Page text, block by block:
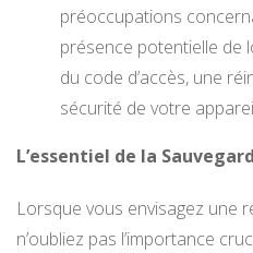
préoccupations
présence potentielle de
du code d’accès, une
sécurité de votre
L’essentiel de la
Lorsque vous envisagez une
n’oubliez pas l’importance